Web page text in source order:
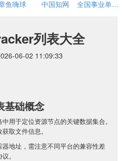
鱼嗨球 中国知网 全国事业单位招聘网
列表大全
06-02 11:09:33
基础概念
用于定位资源节点的关键数据集合。
取文件信息。
地址，需注意不同平台的兼容性差
。